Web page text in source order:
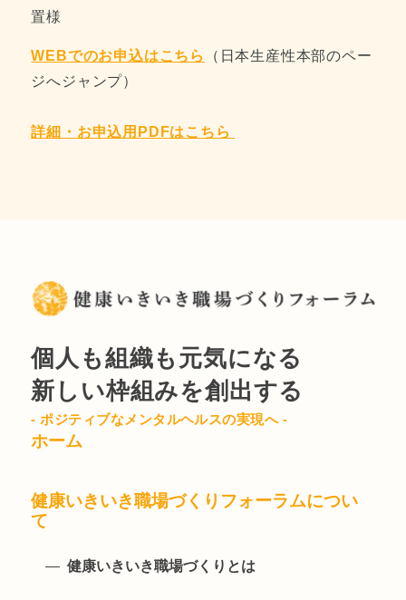
置様
WEBでのお申込はこちら
（日本生産性本部のペー
ジへジャンプ）
詳細・お申込用PDFはこちら
個人も組織も元気になる
新しい枠組みを創出する
- ポジティブなメンタルヘルスの実現へ -
ホーム
健康いきいき職場づくりフォーラムについ
て
健康いきいき職場づくりとは